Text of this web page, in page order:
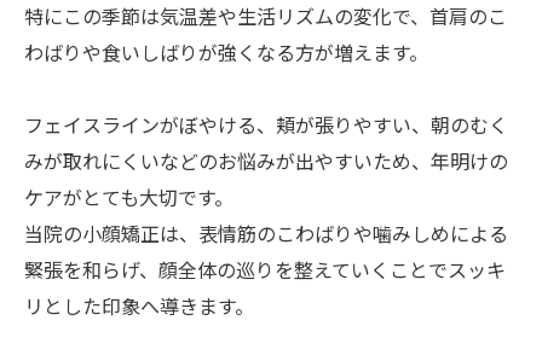
特にこの季節は気温差や生活リズムの変化で、首肩のこ
わばりや食いしばりが強くなる方が増えます。
フェイスラインがぼやける、頬が張りやすい、朝のむく
みが取れにくいなどのお悩みが出やすいため、年明けの
ケアがとても大切です。
当院の小顔矯正は、表情筋のこわばりや噛みしめによる
緊張を和らげ、顔全体の巡りを整えていくことでスッキ
リとした印象へ導きます。